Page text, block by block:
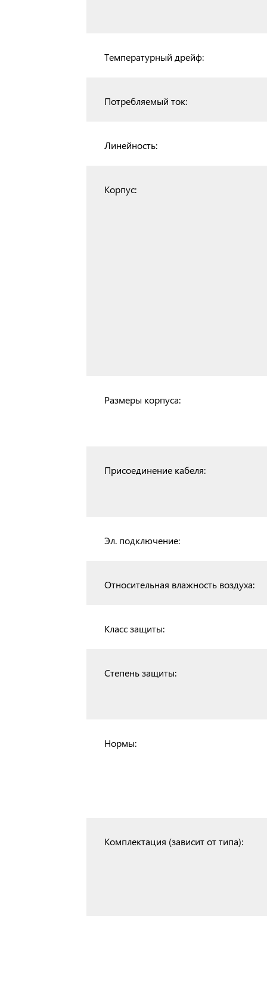
Температурный дрейф:
Потребляемый ток:
Линейность:
Корпус:
Размеры корпуса:
Присоединение кабеля:
Эл. подключение:
Относительная влажность воздуха:
Класс защиты:
Степень защиты:
Нормы:
Комплектация (зависит от типа):